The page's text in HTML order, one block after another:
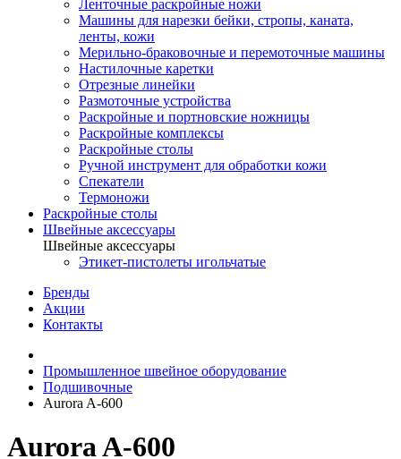
Ленточные раскройные ножи
Машины для нарезки бейки, стропы, каната,
ленты, кожи
Мерильно-браковочные и перемоточные машины
Настилочные каретки
Отрезные линейки
Размоточные устройства
Раскройные и портновские ножницы
Раскройные комплексы
Раскройные столы
Ручной инструмент для обработки кожи
Спекатели
Термоножи
Раскройные столы
Швейные аксессуары
Швейные аксессуары
Этикет-пистолеты игольчатые
Бренды
Акции
Контакты
Промышленное швейное оборудование
Подшивочные
Aurora A-600
Aurora A-600